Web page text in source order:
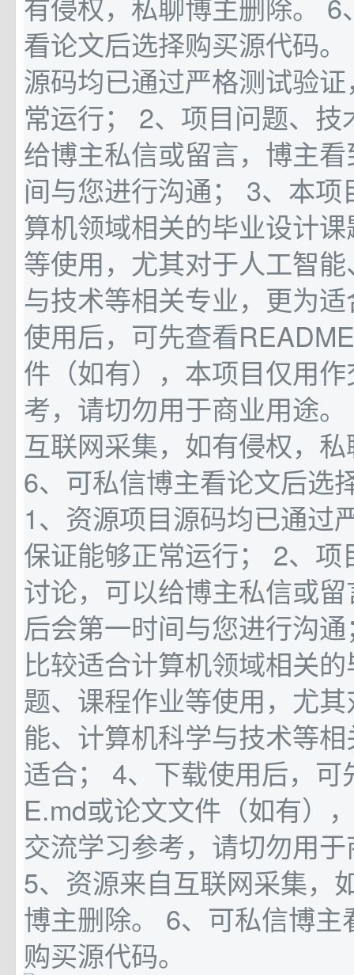
看论文后选择购买源代码
源码均已通过严格测试验
常运行； 2、项目问题、技
给博主私信或留言，博主
间与您进行沟通； 3、本项
算机领域相关的毕业设计
等使用，尤其对于人工智
与技术等相关专业，更为
使用后，可先查看
件（如有），本项目仅用
考，请切勿用于商业用途
互联网采集，如有侵权，
6、可私信博主看论文后选
1、资源项目源码均已通过
保证能够正常运行； 2、项
讨论，可以给博主私信或
后会第一时间与您进行沟
比较适合计算机领域相关
题、课程作业等使用，尤
能、计算机科学与技术等
适合； 4、下载使用后，
E.md或论文文件（如有）
交流学习参考，请切勿用
5、资源来自互联网采集，
博主删除。 6、可私信博主
购买源代码。